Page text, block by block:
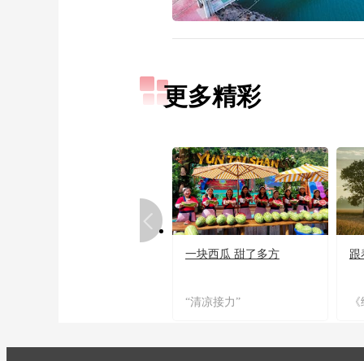
更多精彩
一块西瓜 甜了多方
“清凉接力”
跟